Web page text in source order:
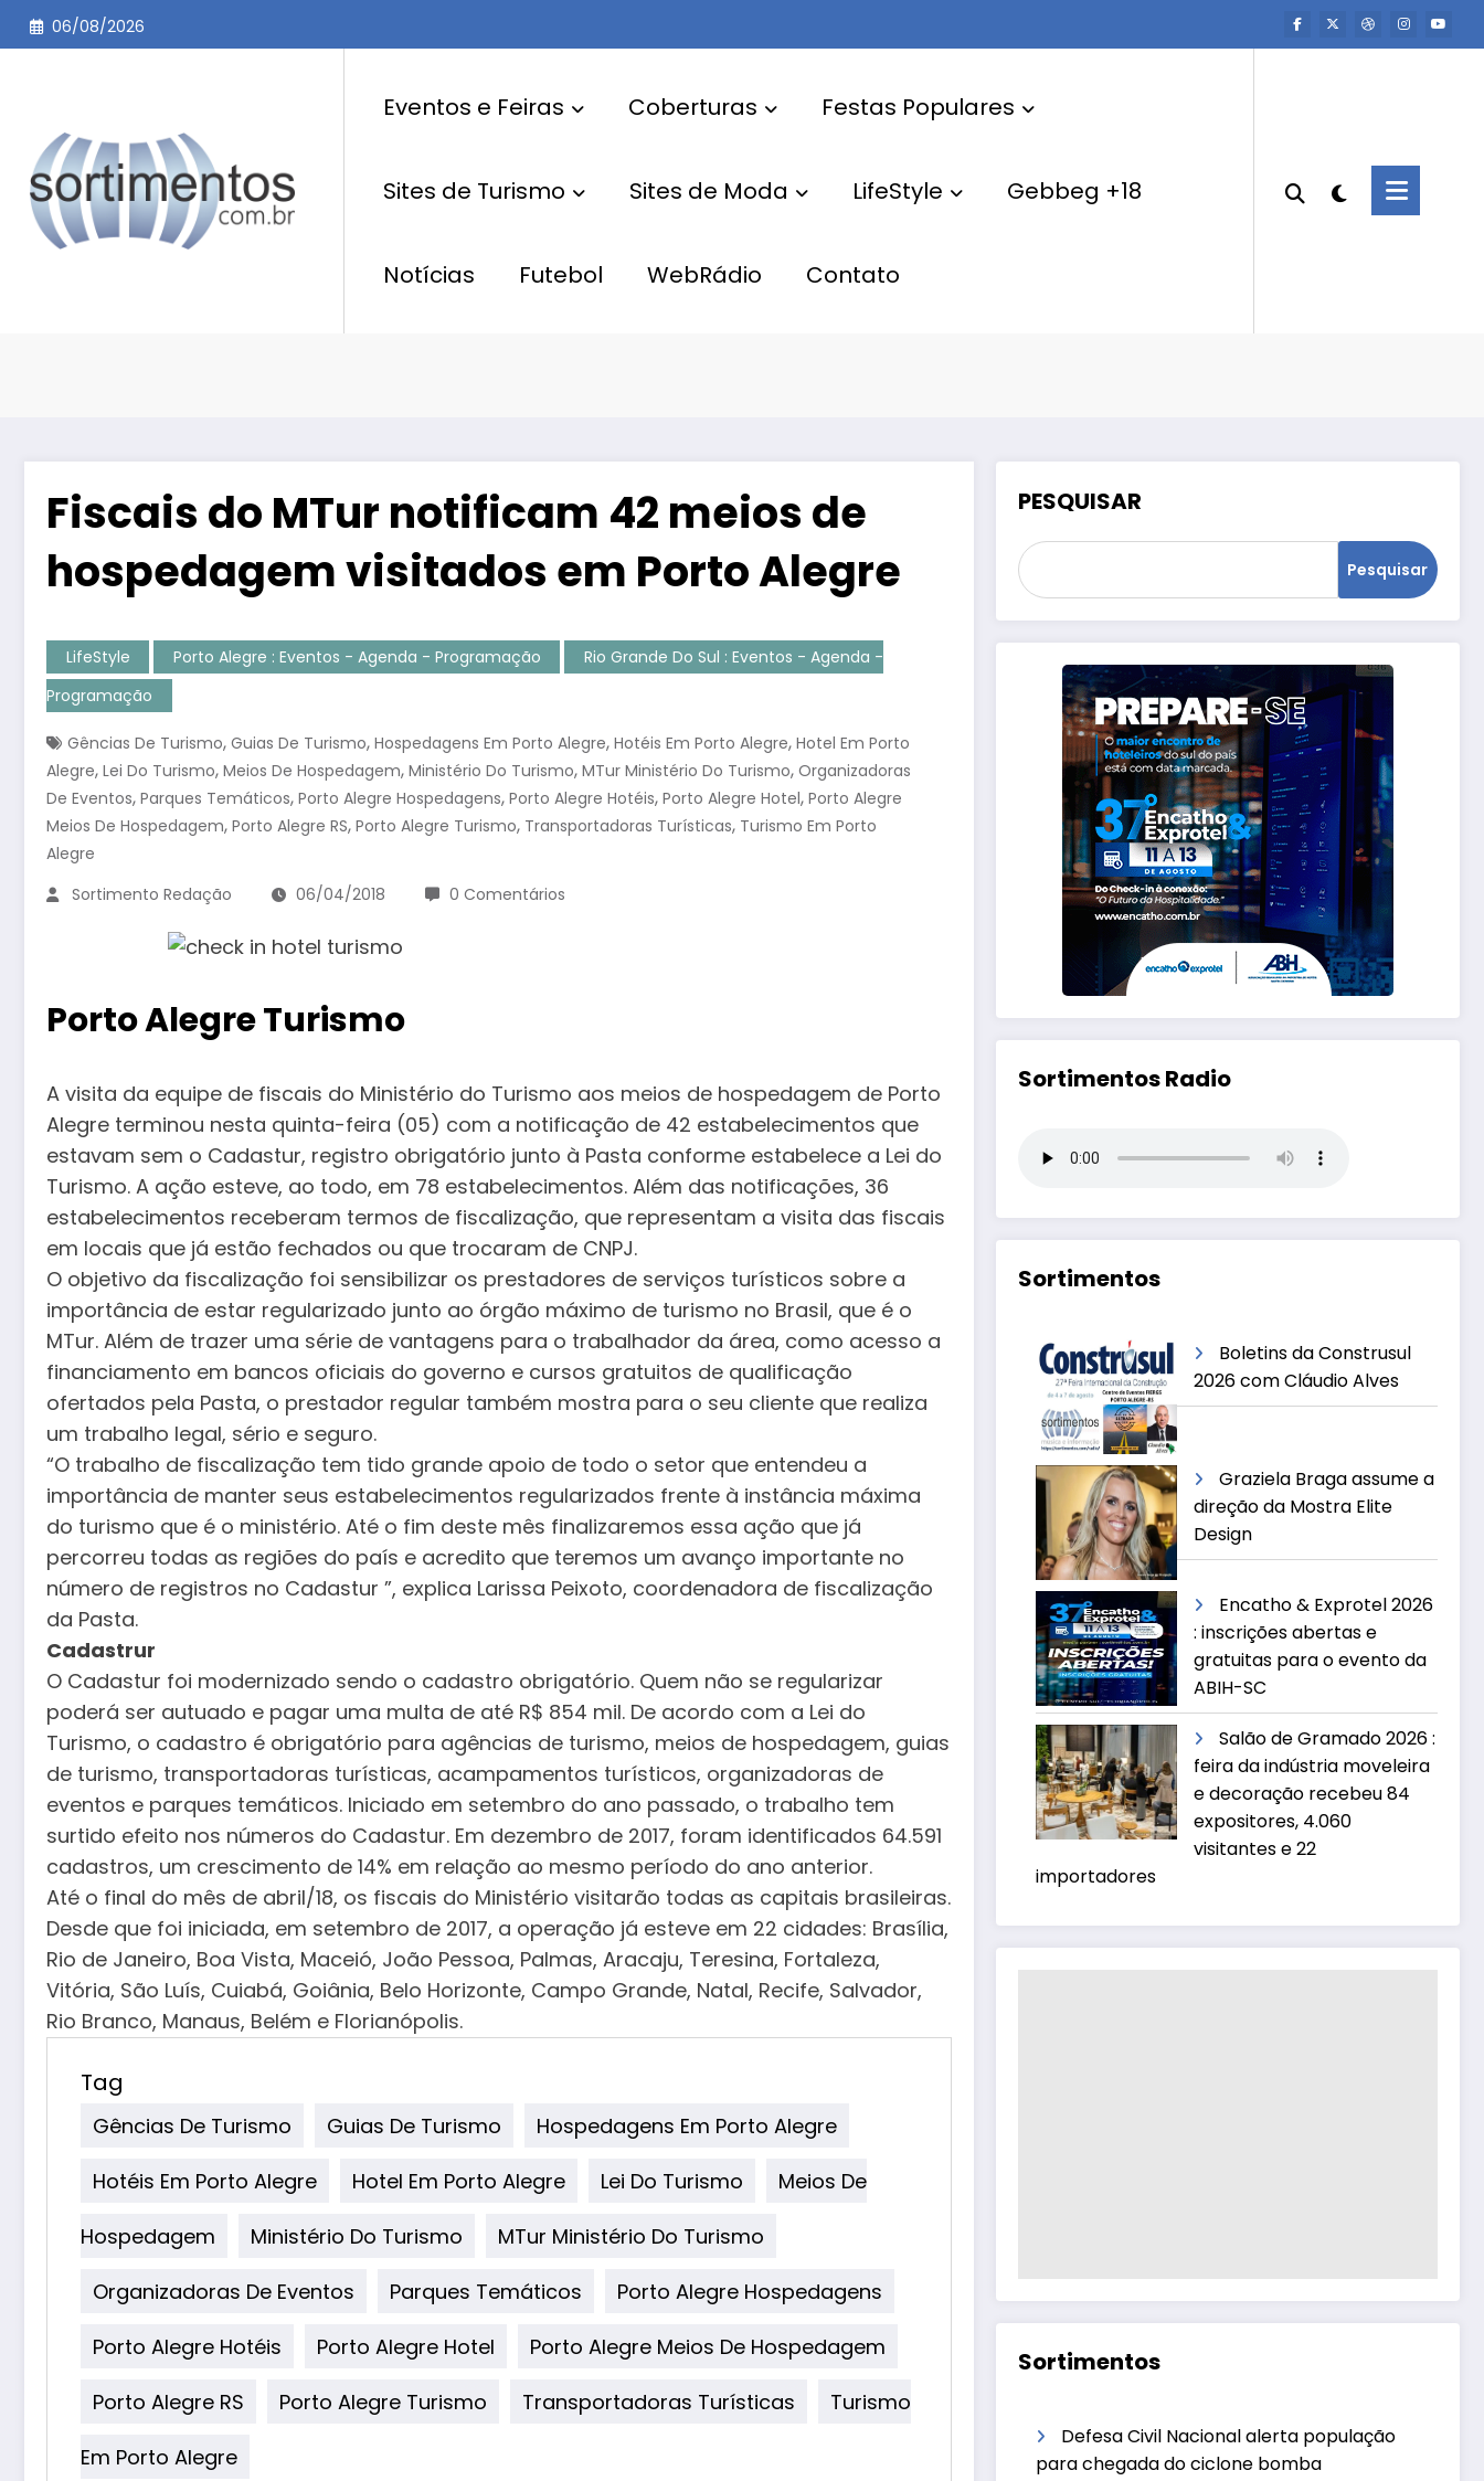
Pular
para
06/08/2026
Eventos e Feiras Coberturas Festas Populares
Sites de Turismo Sites de Moda LifeStyle Gebbeg +18
Notícias Futebol WebRádio Contato
Fiscais do MTur notificam 42 meios de
hospedagem visitados em Porto Alegre
LifeStyle Porto Alegre : Eventos - Agenda - Programação
Rio Grande Do Sul : Eventos - Agenda -
Programação
Gências De Turismo, Guias De Turismo, Hospedagens Em Porto Alegre, Hotéis Em Porto Alegre, Hotel Em Porto
Alegre, Lei Do Turismo, Meios De Hospedagem, Ministério Do Turismo, MTur Ministério Do Turismo, Organizadoras
De Eventos, Parques Temáticos, Porto Alegre Hospedagens, Porto Alegre Hotéis, Porto Alegre Hotel, Porto Alegre
Meios De Hospedagem, Porto Alegre RS, Porto Alegre Turismo, Transportadoras Turísticas, Turismo Em Porto
Alegre
Sortimento Redação
06/04/2018 0 Comentários
Porto Alegre Turismo
A visita da equipe de fiscais do Ministério do Turismo aos meios de hospedagem de Porto
Alegre terminou nesta quinta-feira (05) com a notificação de 42 estabelecimentos que
estavam sem o Cadastur, registro obrigatório junto à Pasta conforme estabelece a Lei do
Turismo. A ação esteve, ao todo, em 78 estabelecimentos. Além das notificações, 36
estabelecimentos receberam termos de fiscalização, que representam a visita das fiscais
em locais que já estão fechados ou que trocaram de CNPJ.
O objetivo da fiscalização foi sensibilizar os prestadores de serviços turísticos sobre a
importância de estar regularizado junto ao órgão máximo de turismo no Brasil, que é o
MTur. Além de trazer uma série de vantagens para o trabalhador da área, como acesso a
financiamento em bancos oficiais do governo e cursos gratuitos de qualificação
ofertados pela Pasta, o prestador regular também mostra para o seu cliente que realiza
um trabalho legal, sério e seguro.
“O trabalho de fiscalização tem tido grande apoio de todo o setor que entendeu a
importância de manter seus estabelecimentos regularizados frente à instância máxima
do turismo que é o ministério. Até o fim deste mês finalizaremos essa ação que já
percorreu todas as regiões do país e acredito que teremos um avanço importante no
número de registros no Cadastur ”, explica Larissa Peixoto, coordenadora de fiscalização
da Pasta.
Cadastrur
O Cadastur foi modernizado sendo o cadastro obrigatório. Quem não se regularizar
poderá ser autuado e pagar uma multa de até R$ 854 mil. De acordo com a Lei do
Turismo, o cadastro é obrigatório para agências de turismo, meios de hospedagem, guias
de turismo, transportadoras turísticas, acampamentos turísticos, organizadoras de
eventos e parques temáticos. Iniciado em setembro do ano passado, o trabalho tem
surtido efeito nos números do Cadastur. Em dezembro de 2017, foram identificados 64.591
cadastros, um crescimento de 14% em relação ao mesmo período do ano anterior.
Até o final do mês de abril/18, os fiscais do Ministério visitarão todas as capitais brasileiras.
Desde que foi iniciada, em setembro de 2017, a operação já esteve em 22 cidades: Brasília,
Rio de Janeiro, Boa Vista, Maceió, João Pessoa, Palmas, Aracaju, Teresina, Fortaleza,
Vitória, São Luís, Cuiabá, Goiânia, Belo Horizonte, Campo Grande, Natal, Recife, Salvador,
Rio Branco, Manaus, Belém e Florianópolis.
Tag
Gências De Turismo Guias De Turismo
Hospedagens Em Porto Alegre
Hotéis Em Porto Alegre
Hotel Em Porto Alegre Lei Do Turismo
Meios De
Hospedagem
Ministério Do Turismo
MTur Ministério Do Turismo
Organizadoras De Eventos
Parques Temáticos
Porto Alegre Hospedagens
Porto Alegre Hotéis
Porto Alegre Hotel
Porto Alegre Meios De Hospedagem
Porto Alegre RS
Porto Alegre Turismo Transportadoras Turísticas
Turismo
Em Porto Alegre
PESQUISAR
Pesquisar
Sortimentos Radio
Sortimentos
Boletins da Construsul
2026 com Cláudio Alves
Graziela Braga assume a
direção da Mostra Elite
Design
Encatho & Exprotel 2026
: inscrições abertas e
gratuitas para o evento da
ABIH-SC
Salão de Gramado 2026 :
feira da indústria moveleira
e decoração recebeu 84
expositores, 4.060
visitantes e 22
importadores
Sortimentos
Defesa Civil Nacional alerta população
para chegada do ciclone bomba